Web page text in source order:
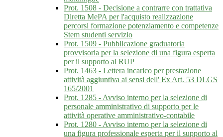
Prot. 1508 - Decisione a contrarre con trattativa
Diretta MePA per l'acquisto realizzazione
percorsi formazione potenziamento e competenze
Stem studenti servizio
Prot. 1509 - Pubblicazione graduatoria
provvisoria per la selezione di una figura esperta
per il supporto al RUP
Prot. 1463 - Lettera incarico per prestazione
attività aggiuntiva ai sensi dell' Ex Art. 53 DLGS
165/2001
Prot. 1285 - Avviso interno per la selezione di
personale amministrativo di supporto per le
attività operative amministrativo-contabile
Prot. 1280 - Avviso interno per la selezione di
una figura professionale esperta per il supporto al